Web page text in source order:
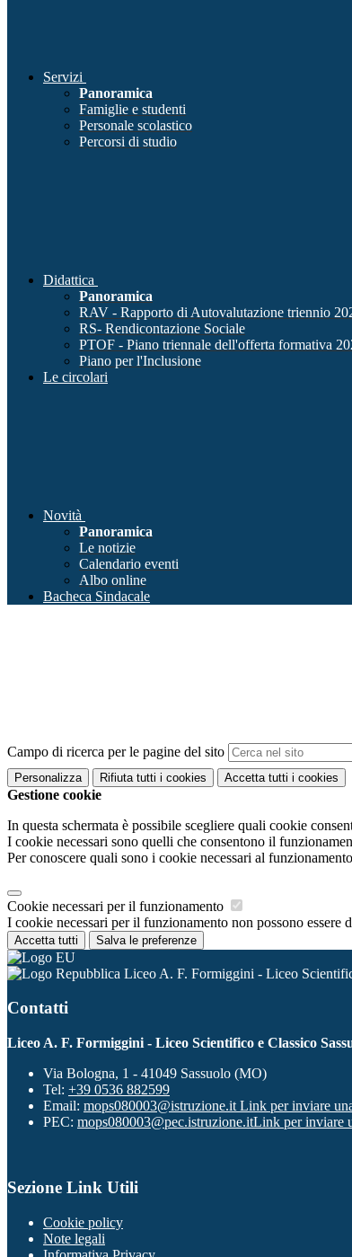
Servizi
Panoramica
Famiglie e studenti
Personale scolastico
Percorsi di studio
Didattica
Panoramica
RAV - Rapporto di Autovalutazione triennio
RS- Rendicontazione Sociale
PTOF - Piano triennale dell'offerta formativa
Piano per l'Inclusione
Le circolari
Novità
Panoramica
Le notizie
Calendario eventi
Albo online
Bacheca Sindacale
Campo di ricerca per le pagine del sito
Personalizza Rifiuta tutti i cookies Accetta tutti i cookies
Gestione cookie
In questa schermata è possibile scegliere quali cookie
I cookie necessari sono quelli che consentono il
Per conoscere quali sono i cookie necessari al
Cookie necessari per il funzionamento
I cookie necessari per il funzionamento non possono
Accetta tutti Salva le preferenze
Liceo A. F. Formiggini - Liceo
Contatti
Liceo A. F. Formiggini - Liceo Scientifico e Classico
Via Bologna, 1 - 41049 Sassuolo (MO)
Tel: +39 0536 882599
Email: mops080003@istruzione.it Link per inviare
PEC: mops080003@pec.istruzione.itLink per inviare
Sezione Link Utili
Cookie policy
Note legali